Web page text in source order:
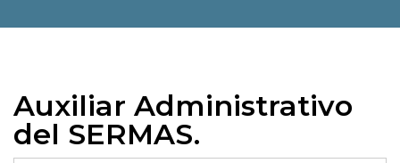
Auxiliar Administrativo
del SERMAS.